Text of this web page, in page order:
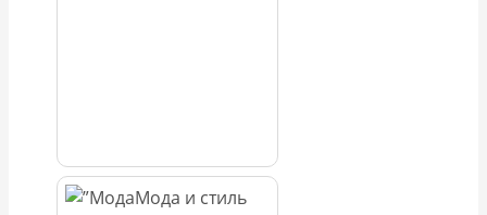
Мода и стиль